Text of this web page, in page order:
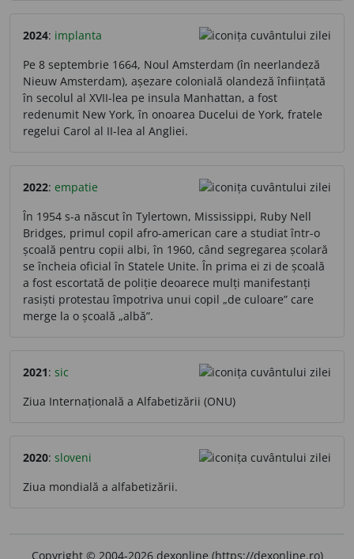
2024: implanta
Pe 8 septembrie 1664, Noul Amsterdam (în neerlandeză
Nieuw Amsterdam), așezare colonială olandeză înființată
în secolul al XVII-lea pe insula Manhattan, a fost
redenumit New York, în onoarea Ducelui de York, fratele
regelui Carol al II-lea al Angliei.
2022: empatie
În 1954 s-a născut în Tylertown, Mississippi, Ruby Nell
Bridges, primul copil afro-american care a studiat într-o
școală pentru copii albi, în 1960, când segregarea școlară
se încheia oficial în Statele Unite. În prima ei zi de școală
a fost escortată de poliție deoarece mulți manifestanți
rasiști protestau împotriva unui copil „de culoare” care
merge la o școală „albă”.
2021: sic
Ziua Internațională a Alfabetizării (ONU)
2020: sloveni
Ziua mondială a alfabetizării.
Copyright © 2004-2026 dexonline (https://dexonline.ro)